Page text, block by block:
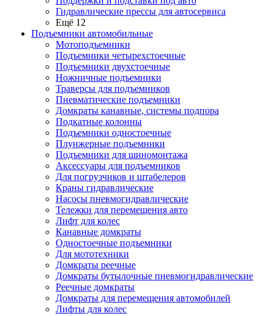
Гидравлические прессы для автосервиса
Ещё 12
Подъемники автомобильные
Мотоподъемники
Подъемники четырехстоечные
Подъемники двухстоечные
Ножничные подъемники
Траверсы для подъемников
Пневматические подъемники
Домкраты канавные, системы подпора
Подкатные колонны
Подъемники одностоечные
Плунжерные подъемники
Подъемники для шиномонтажа
Аксессуары для подъемников
Для погрузчиков и штабелеров
Краны гидравлические
Насосы пневмогидравлические
Тележки для перемещения авто
Лифт для колес
Канавные домкраты
Одностоечные подъемники
Для мототехники
Домкраты реечные
Домкраты бутылочные пневмогидравлические
Реечные домкраты
Домкраты для перемещения автомобилей
Лифты для колес